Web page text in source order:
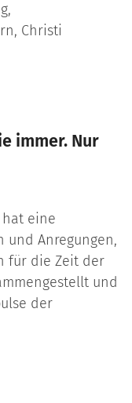
Christi
immer. Nur
hat eine
und Anregungen,
für die Zeit der
und
der